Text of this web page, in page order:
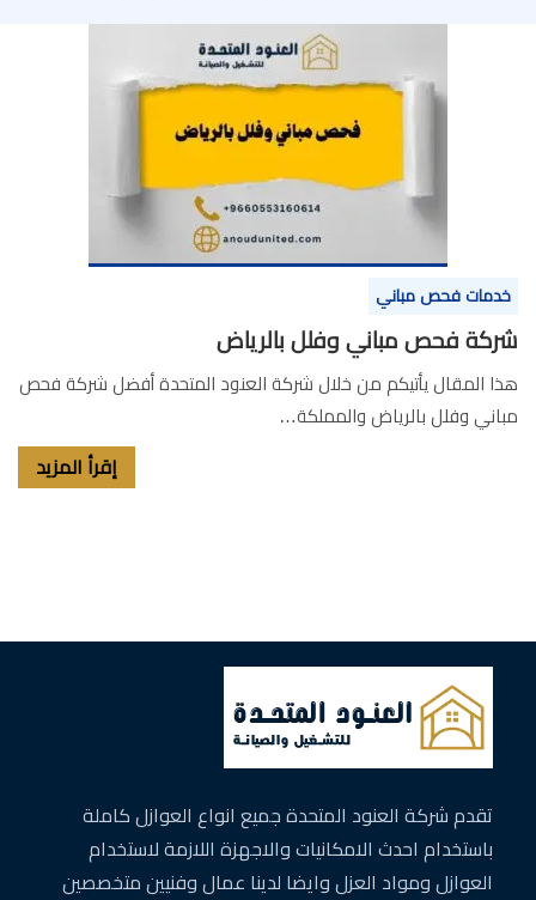
خدمات فحص مباني
شركة فحص مباني وفلل بالرياض
هذا المقال يأتيكم من خلال شركة العنود المتحدة أفضل شركة فحص
مباني وفلل بالرياض والمملكة…
إقرأ المزيد
تقدم شركة العنود المتحدة جميع انواع العوازل كاملة
باستخدام احدث الامكانيات والاجهزة اللازمة لاستخدام
العوازل ومواد العزل وايضا لدينا عمال وفنيين متخصصين